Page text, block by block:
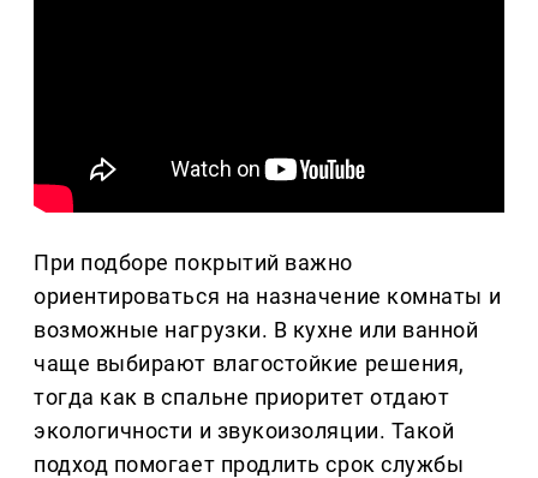
При подборе покрытий важно
ориентироваться на назначение комнаты и
возможные нагрузки. В кухне или ванной
чаще выбирают влагостойкие решения,
тогда как в спальне приоритет отдают
экологичности и звукоизоляции. Такой
подход помогает продлить срок службы